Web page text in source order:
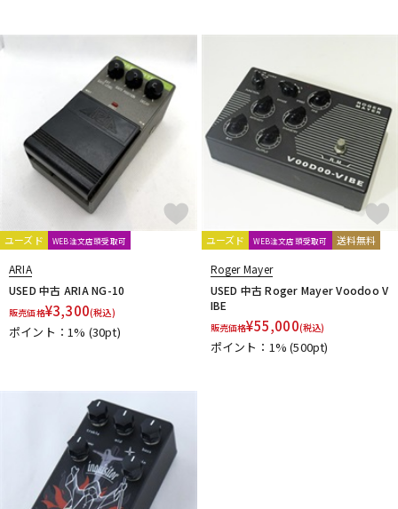
ユーズド WEB注文店頭受取可
ARIA
USED 中古 ARIA NG-10
販売価格¥3,300(税込)
ポイント：1% (30pt)
ユーズド WEB注文店頭受取可 送料無料
Roger Mayer
USED 中古 Roger Mayer Voodoo V
IBE
販売価格¥55,000(税込)
ポイント：1%(500pt)